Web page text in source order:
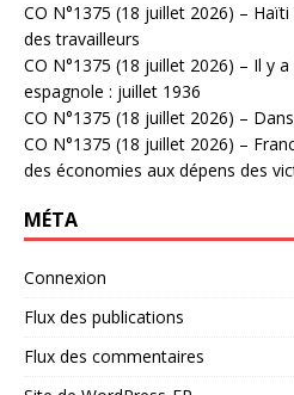
CO N°1375 (18 juillet 2026) –
des travailleurs
CO N°1375 (18 juillet 2026) – Il y
espagnole : juillet 1936
CO N°1375 (18 juillet 2026) –
CO N°1375 (18 juillet 2026) –
des économies aux dépens des
MÉTA
Connexion
Flux des publications
Flux des commentaires